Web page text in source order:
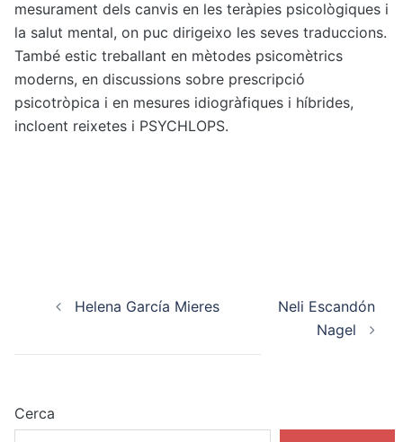
mesurament dels canvis en les teràpies psicològiques i
la salut mental, on puc dirigeixo les seves traduccions.
També estic treballant en mètodes psicomètrics
moderns, en discussions sobre prescripció
psicotròpica i en mesures idiogràfiques i híbrides,
incloent reixetes i PSYCHLOPS.
Post navigation
Helena García Mieres
Neli Escandón
Nagel
Cerca